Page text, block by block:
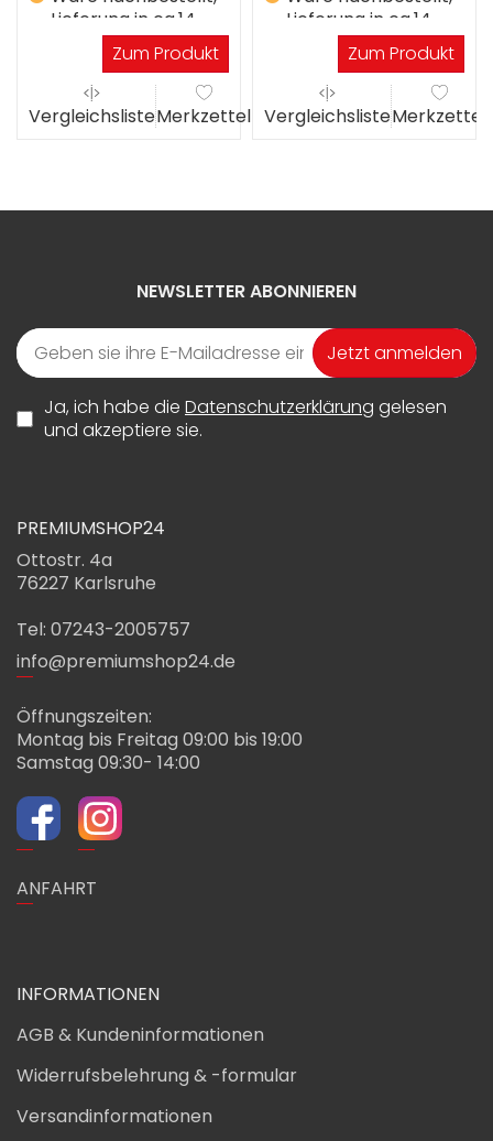
Lieferung in ca.14
WerktagenZum Produkt
VergleichslisteMerkzettel
Lieferung in ca.14
WerktagenZum Produkt
VergleichslisteMerkzettel
NEWSLETTER ABONNIEREN
Jetzt anmelden
Ja, ich habe die Datenschutzerklärung gelesen
und akzeptiere sie.
PREMIUMSHOP24
Ottostr. 4a
76227 Karlsruhe
Tel: 07243-2005757
info@premiumshop24.de
Öffnungszeiten:
Montag bis Freitag 09:00 bis 19:00
Samstag 09:30- 14:00
ANFAHRT
INFORMATIONEN
AGB & Kundeninformationen
Widerrufsbelehrung & -formular
Versandinformationen